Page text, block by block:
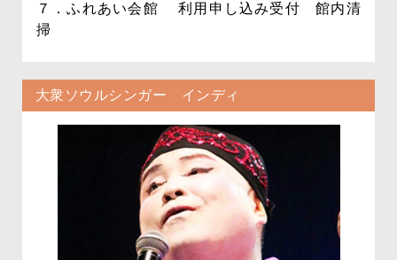
７．ふれあい会館 利用申し込み受付 館内清
掃
大衆ソウルシンガー インディ